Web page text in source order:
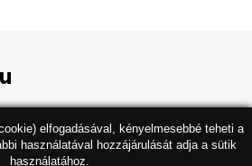
elfogadásával, kényelmesebbé teheti a
használatával hozzájárulását adja a sütik
használatához.